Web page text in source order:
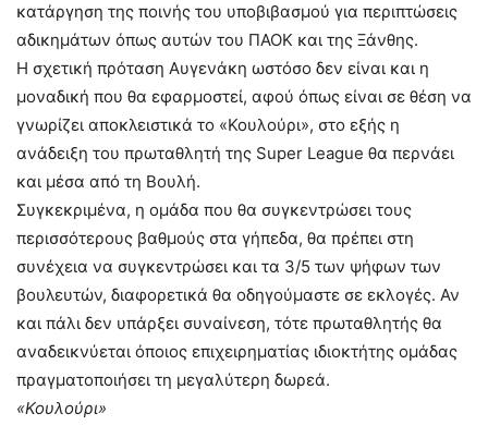
κατάργηση της ποινής του υποβιβασμού για περιπτώσεις
αδικημάτων όπως αυτών του ΠΑΟΚ και της Ξάνθης.
Η σχετική πρόταση Αυγενάκη ωστόσο δεν είναι και η
μοναδική που θα εφαρμοστεί, αφού όπως είναι σε θέση να
γνωρίζει αποκλειστικά το «Κουλούρι», στο εξής η
ανάδειξη του πρωταθλητή της Super League θα περνάει
και μέσα από τη Βουλή.
Συγκεκριμένα, η ομάδα που θα συγκεντρώσει τους
περισσότερους βαθμούς στα γήπεδα, θα πρέπει στη
συνέχεια να συγκεντρώσει και τα 3/5 των ψήφων των
βουλευτών, διαφορετικά θα οδηγούμαστε σε εκλογές. Αν
και πάλι δεν υπάρξει συναίνεση, τότε πρωταθλητής θα
αναδεικνύεται όποιος επιχειρηματίας ιδιοκτήτης ομάδας
πραγματοποιήσει τη μεγαλύτερη δωρεά.
«Κουλούρι»